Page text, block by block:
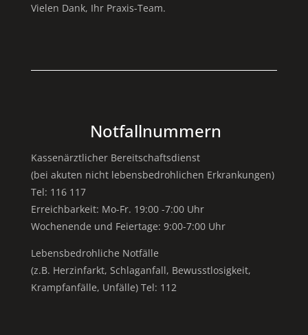
Vielen Dank, Ihr Praxis-Team.
Notfallnummern
Kassenärztlicher Bereitschaftsdienst
(bei akuten nicht lebensbedrohlichen Erkrankungen)
Tel: 116 117
Erreichbarkeit: Mo-Fr. 19:00 -7:00 Uhr
Wochenende und Feiertage: 9:00-7:00 Uhr
Lebensbedrohliche Notfälle
(z.B. Herzinfarkt, Schlaganfall, Bewusstlosigkeit,
Krampfanfälle, Unfälle) Tel: 112